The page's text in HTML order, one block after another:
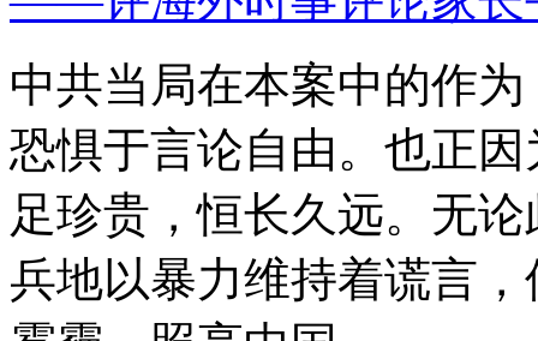
中共当局在本案中的作
恐惧于言论自由。也正
足珍贵，恒长久远。无
兵地以暴力维持着谎言